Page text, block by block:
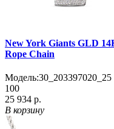
New York Giants GLD
Rope Chain
Модель:30_203397020_25
100
25 934 р.
В корзину